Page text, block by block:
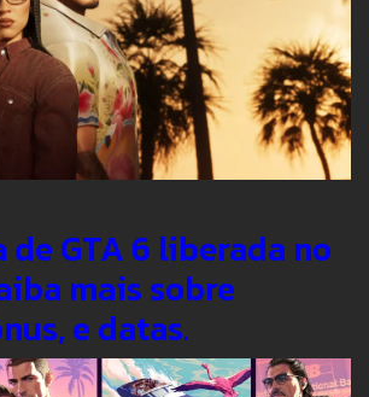
GTA 6 liberada no
mais sobre
e datas.